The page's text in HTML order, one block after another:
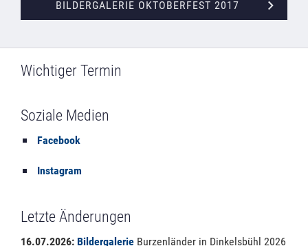
BILDERGALERIE OKTOBERFEST 2017
Wichtiger Termin
Soziale Medien
Facebook
Instagram
Letzte Änderungen
16.07.2026: Bildergalerie Burzenländer in Dinkelsbühl 2026